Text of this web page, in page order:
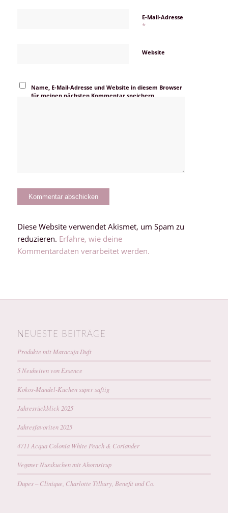
E-Mail-Adresse
*
Website
Name, E-Mail-Adresse und Website in diesem Browser
für meinen nächsten Kommentar speichern.
Diese Website verwendet Akismet, um Spam zu
reduzieren. Erfahre, wie deine
Kommentardaten verarbeitet werden.
NEUESTE BEITRÄGE
Produkte mit Maracuja Duft
5 Neuheiten von Essence
Kokos-Mandel-Kuchen super saftig
Jahresrückblick 2025
Jahresfavoriten 2025
4711 Acqua Colonia White Peach & Coriander
Veganer Nusskuchen mit Ahornsirup
Dupes – Clinique, Charlotte Tilbury, Benefit und Co.